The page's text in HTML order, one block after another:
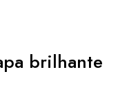
brilhante